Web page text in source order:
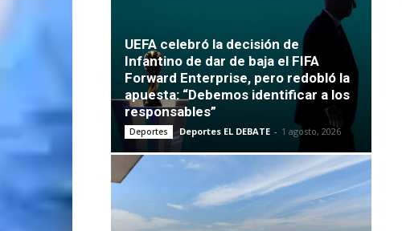
UEFA celebró la decisión de
Infantino de dar de baja el FIFA
Forward Enterprise, pero redobló la
apuesta: “Debemos identificar a los
responsables”
Deportes Deportes EL DEBATE - 1 agosto, 2026